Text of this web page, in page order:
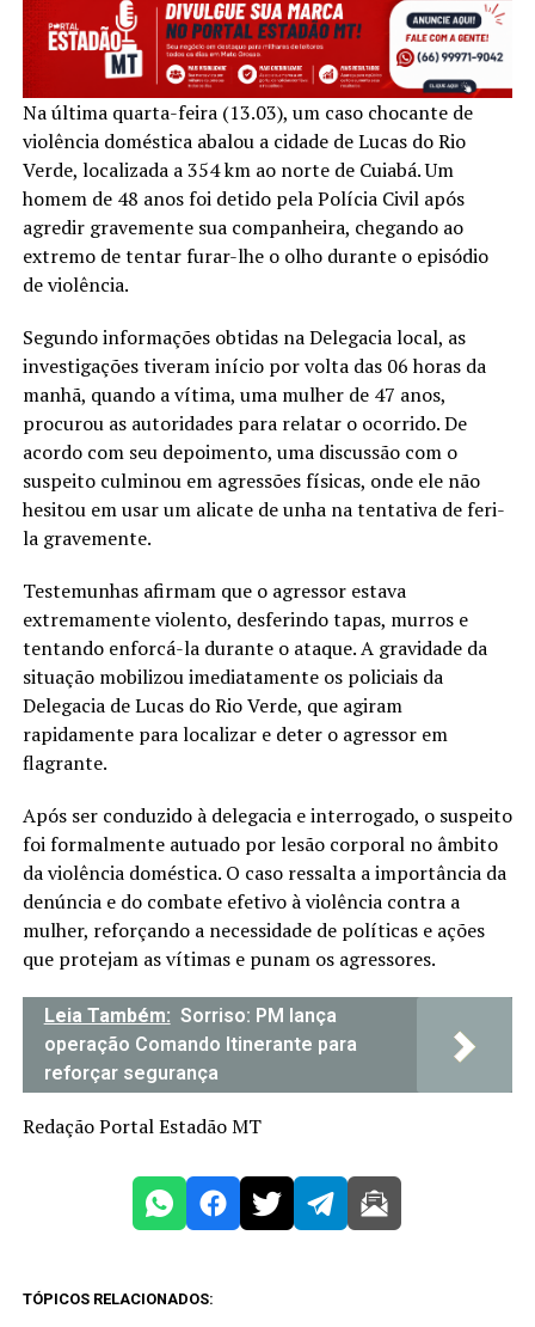
Na última quarta-feira (13.03), um caso chocante de
violência doméstica abalou a cidade de Lucas do Rio
Verde, localizada a 354 km ao norte de Cuiabá. Um
homem de 48 anos foi detido pela Polícia Civil após
agredir gravemente sua companheira, chegando ao
extremo de tentar furar-lhe o olho durante o episódio
de violência.
Segundo informações obtidas na Delegacia local, as
investigações tiveram início por volta das 06 horas da
manhã, quando a vítima, uma mulher de 47 anos,
procurou as autoridades para relatar o ocorrido. De
acordo com seu depoimento, uma discussão com o
suspeito culminou em agressões físicas, onde ele não
hesitou em usar um alicate de unha na tentativa de feri-
la gravemente.
Testemunhas afirmam que o agressor estava
extremamente violento, desferindo tapas, murros e
tentando enforcá-la durante o ataque. A gravidade da
situação mobilizou imediatamente os policiais da
Delegacia de Lucas do Rio Verde, que agiram
rapidamente para localizar e deter o agressor em
flagrante.
Após ser conduzido à delegacia e interrogado, o suspeito
foi formalmente autuado por lesão corporal no âmbito
da violência doméstica. O caso ressalta a importância da
denúncia e do combate efetivo à violência contra a
mulher, reforçando a necessidade de políticas e ações
que protejam as vítimas e punam os agressores.
Leia Também: Sorriso: PM lança
operação Comando Itinerante para
reforçar segurança
Redação Portal Estadão MT
TÓPICOS RELACIONADOS: